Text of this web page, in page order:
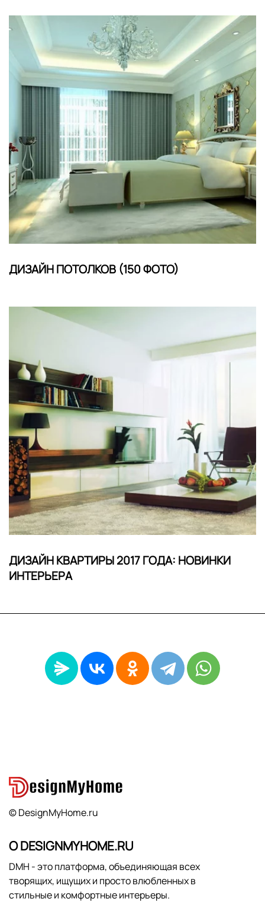
ДИЗАЙН ПОТОЛКОВ (150 ФОТО)
ДИЗАЙН КВАРТИРЫ 2017 ГОДА: НОВИНКИ
ИНТЕРЬЕРА
© DesignMyHome.ru
О DESIGNMYHOME.RU
DMH - это платформа, объединяющая всех
творящих, ищущих и просто влюбленных в
стильные и комфортные интерьеры.